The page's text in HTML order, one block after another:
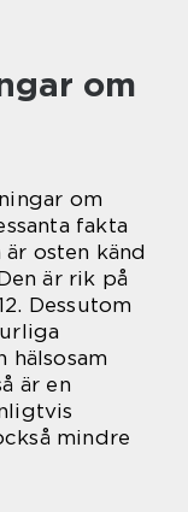
om
om
fakta
osten känd
är rik på
Dessutom
är en
mindre